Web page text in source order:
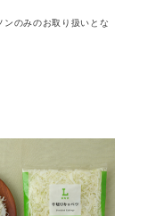
のみのお取り扱いとな